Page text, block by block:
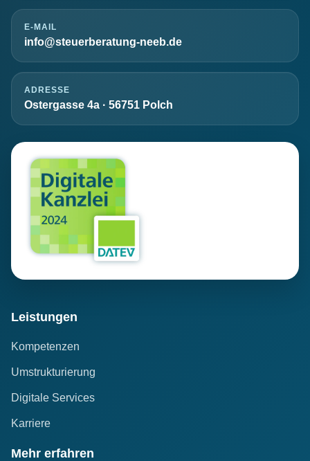
E-MAIL
info@steuerberatung-neeb.de
ADRESSE
Ostergasse 4a · 56751 Polch
Leistungen
Kompetenzen
Umstrukturierung
Digitale Services
Karriere
Mehr erfahren